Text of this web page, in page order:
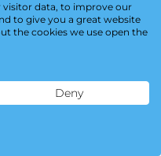
visitor data, to improve our
to give you a great website
the cookies we use open the
Deny